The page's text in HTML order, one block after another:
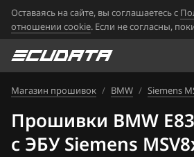
Оставаясь на сайте, вы соглашаетесь с
отношении cookie. Если не согласны,
Магазин прошивок / BMW / Siemens
Прошивки BMW
с ЭБУ Siemens